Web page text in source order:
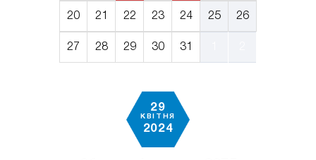
20 21 22 23 24 25 26
27 28 29 30 31
29
КВІТНЯ
2024